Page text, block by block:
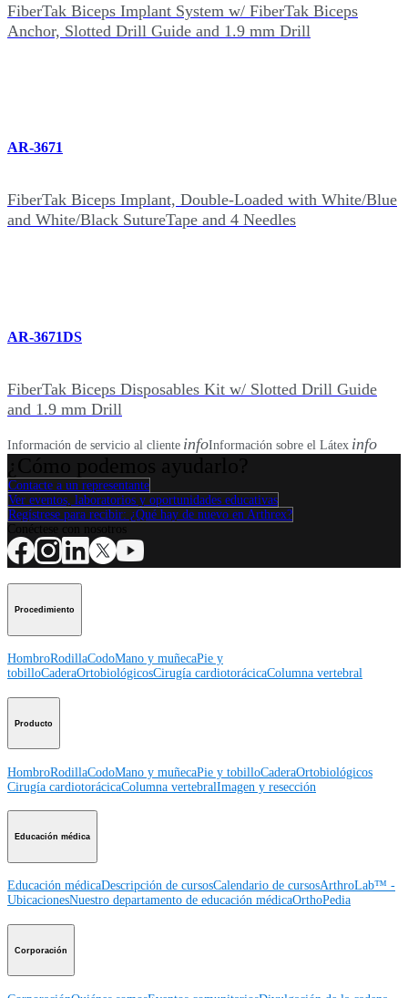
FiberTak Biceps Implant System w/ FiberTak Biceps
Anchor, Slotted Drill Guide and 1.9 mm Drill
AR-3671
FiberTak Biceps Implant, Double-Loaded with White/Blue
and White/Black SutureTape and 4 Needles
AR-3671DS
FiberTak Biceps Disposables Kit w/ Slotted Drill Guide
and 1.9 mm Drill
Información de servicio al cliente infoInformación sobre el Látex info
Contacte a un representante
Ver eventos, laboratorios y oportunidades educativas
Regístrese para recibir: ¿Qué hay de nuevo en Arthrex?
Procedimiento
HombroRodillaCodoMano y muñecaPie y
tobilloCaderaOrtobiológicosCirugía cardiotorácicaColumna vertebral
Producto
HombroRodillaCodoMano y muñecaPie y tobilloCaderaOrtobiológicos
Cirugía cardiotorácicaColumna vertebralImagen y resección
Educación médica
Educación médicaDescripción de cursosCalendario de cursosArthroLab™ -
UbicacionesNuestro departamento de educación médicaOrthoPedia
Corporación